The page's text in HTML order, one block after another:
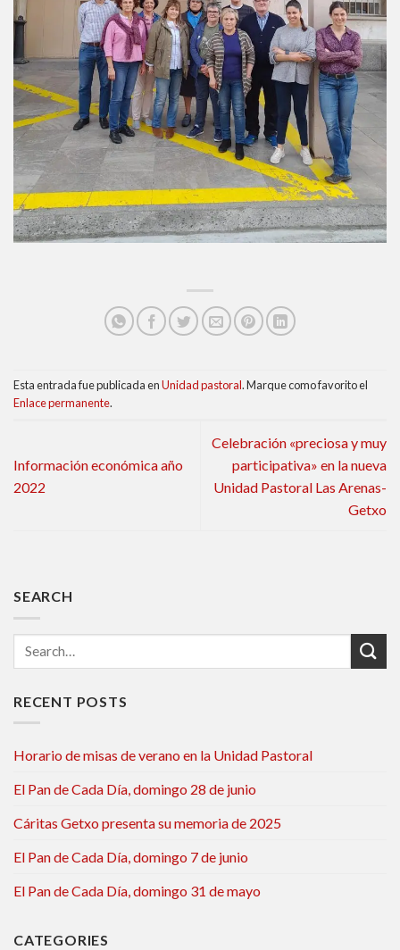
Esta entrada fue publicada enUnidad pastoral. Marque como favorito el
Enlace permanente.
Información económica año
2022
Celebración «preciosa y muy
participativa» en la nueva
Unidad Pastoral Las Arenas-
Getxo
SEARCH
RECENT POSTS
Horario de misas de verano en la Unidad Pastoral
El Pan de Cada Día, domingo 28 de junio
Cáritas Getxo presenta su memoria de 2025
El Pan de Cada Día, domingo 7 de junio
El Pan de Cada Día, domingo 31 de mayo
CATEGORIES